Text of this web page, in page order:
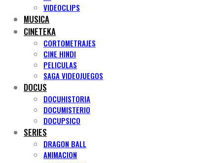
VIDEOCLIPS
MUSICA
CINETEKA
CORTOMETRAJES
CINE HINDI
PELICULAS
SAGA VIDEOJUEGOS
DOCUS
DOCUHISTORIA
DOCUMISTERIO
DOCUPSICO
SERIES
DRAGON BALL
ANIMACION